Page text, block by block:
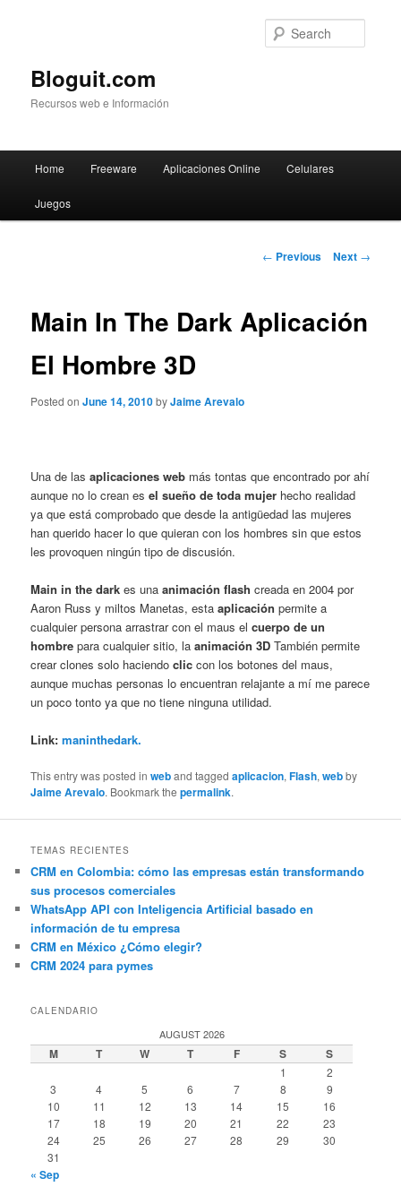
Bloguit.com
Recursos web e Información
Skip
to
Home Freeware Aplicaciones Online Celulares
Juegos
Post
← Previous Next →
Main In The Dark Aplicación
El Hombre 3D
Posted onJune 14, 2010byJaime Arevalo
Una de las aplicaciones web más tontas que encontrado por ahí
aunque no lo crean es el sueño de toda mujer hecho realidad
ya que está comprobado que desde la antigüedad las mujeres
han querido hacer lo que quieran con los hombres sin que estos
les provoquen ningún tipo de discusión.
Main in the dark es unaanimación flash creada en 2004 por
Aaron Russ y miltos Manetas, estaaplicación permite a
cualquier persona arrastrar con el maus elcuerpo de un
hombre para cualquier sitio, laanimación 3D También permite
crear clones solo haciendoclic con los botones del maus,
aunque muchas personas lo encuentran relajante a mí me parece
un poco tonto ya que no tiene ninguna utilidad.
Link:maninthedark.
This entry was posted inweband taggedaplicacion,Flash,webby
Jaime Arevalo. Bookmark thepermalink.
TEMAS RECIENTES
CRM en Colombia: cómo las empresas están transformando
sus procesos comerciales
WhatsApp API con Inteligencia Artificial basado en
información de tu empresa
CRM en México ¿Cómo elegir?
CRM 2024 para pymes
CALENDARIO
AUGUST 2026
M T W T F S S
1
2
3
4 5 6 7 8
9
10
11 12 13 14 15
16
17
18 19 20 21 22
23
24
25 26 27 28 29
30
31
« Sep